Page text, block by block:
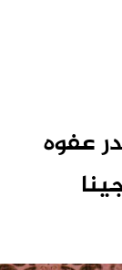
عفوه